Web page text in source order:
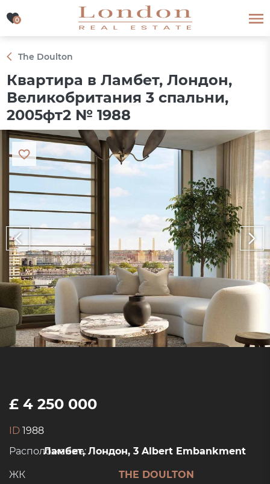
0
0
The Doulton
Квартира в Ламбет, Лондон,
Великобритания 3 спальни,
2005фт2 № 1988
£ 4 250 000
ID 1988
Расположение:
Ламбет, Лондон, 3 Albert Embankment
ЖК
THE DOULTON